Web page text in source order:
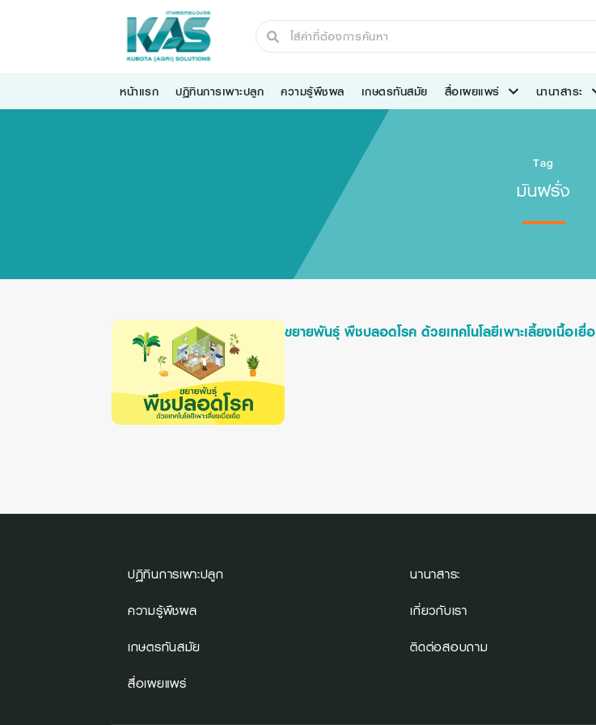
หน้าแรก ปฏิทินการเพาะปลูก ความรู้พืชผล เกษตรทันสมัย สื่อเผยแพร่ นานาสาระ
Tag
มันฝรั่ง
ขยายพันธุ์ พืชปลอดโรค ด้วยเทคโนโลยีเพาะเลี้ยงเนื้อเยื่อ
ปฏิทินการเพาะปลูก
ความรู้พืชผล
เกษตรทันสมัย
สื่อเผยแพร่
นานาสาระ
เกี่ยวกับเรา
ติดต่อสอบถาม